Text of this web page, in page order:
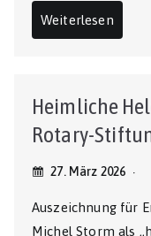
Weiterlesen
Heimliche
Rotary-
27. März 2026
Auszeichnung für
Michel Storm als